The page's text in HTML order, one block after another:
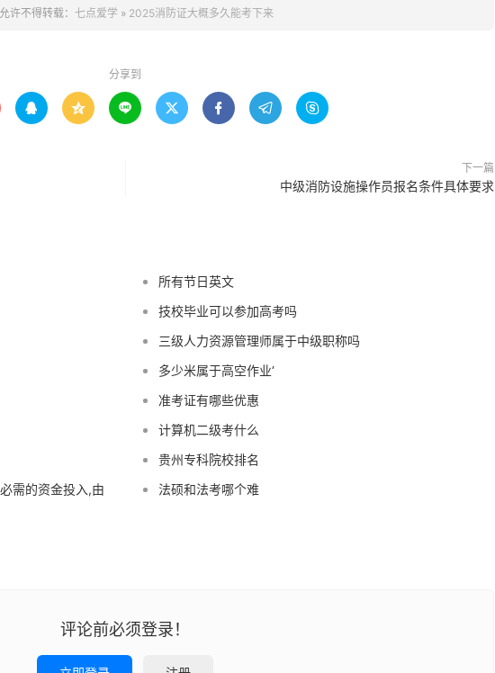
许不得转载： 七点爱学 » 2025消防证大概多久能考下来
分享到
      
下一篇
中级消防设施操作员报名条件具体要求
所有节日英文
技校毕业可以参加高考吗
三级人力资源管理师属于中级职称吗
多少米属于高空作业‘
准考证有哪些优惠
计算机二级考什么
贵州专科院校排名
需的资金投入,由
法硕和法考哪个难
评论前必须登录！